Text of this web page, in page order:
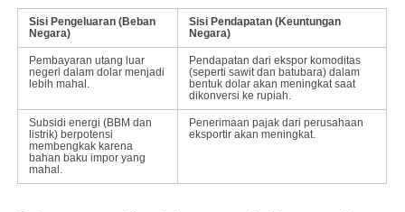
Sisi Pengeluaran (Beban
Negara)
Sisi Pendapatan (Keuntungan
Negara)
Pembayaran utang luar
negeri dalam dolar menjadi
lebih mahal.
Pendapatan dari ekspor komoditas
(seperti sawit dan batubara) dalam
bentuk dolar akan meningkat saat
dikonversi ke rupiah.
Subsidi energi (BBM dan
listrik) berpotensi
membengkak karena
bahan baku impor yang
mahal.
Penerimaan pajak dari perusahaan
eksportir akan meningkat.